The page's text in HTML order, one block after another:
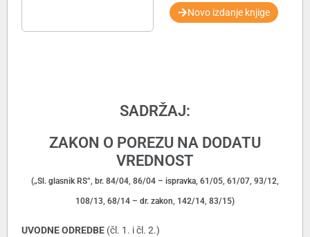
Novo izdanje knjige
SADRŽAJ:
ZAKON O POREZU NA DODATU
VREDNOST
(„Sl. glasnik RS“, br. 84/04, 86/04 – ispravka, 61/05, 61/07, 93/12,
108/13, 68/14 – dr. zakon, 142/14, 83/15)
UVODNE ODREDBE (čl. 1. i čl. 2.)